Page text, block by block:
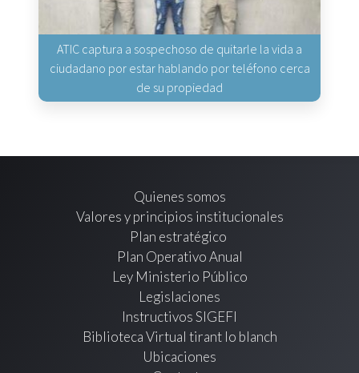
ATIC captura a sospechoso de quitarle la vida a
ciudadano por estar hablando por teléfono cerca
de su propiedad
Quienes somos
Valores y principios institucionales
Plan estratégico
Plan Operativo Anual
Ley Ministerio Público
Legislaciones
Instructivos SIGEFI
Biblioteca Virtual tirant lo blanch
Ubicaciones